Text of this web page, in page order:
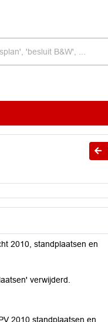
2010, standplaatsen en
verwijderd.
2010 standplaatsen en